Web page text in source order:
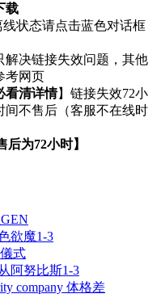
载
线状态请点击蓝色对话框
解决链接失效问题，其他
考网页
看清详情】链接失效72小
间不售后（客服不在线时
后为72小时】
欲魔1-3
式
阿努比斯1-3
company 体格差